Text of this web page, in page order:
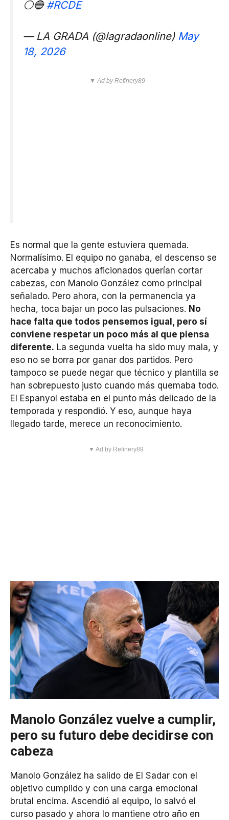
⚪🔵 #RCDE
— LA GRADA (@lagradaonline) May
18, 2026
▼ Ad by Refinery89
Es normal que la gente estuviera quemada.
Normalísimo. El equipo no ganaba, el descenso se
acercaba y muchos aficionados querían cortar
cabezas, con Manolo González como principal
señalado. Pero ahora, con la permanencia ya
hecha, toca bajar un poco las pulsaciones. No
hace falta que todos pensemos igual, pero sí
conviene respetar un poco más al que piensa
diferente. La segunda vuelta ha sido muy mala, y
eso no se borra por ganar dos partidos. Pero
tampoco se puede negar que técnico y plantilla se
han sobrepuesto justo cuando más quemaba todo.
El Espanyol estaba en el punto más delicado de la
temporada y respondió. Y eso, aunque haya
llegado tarde, merece un reconocimiento.
▼ Ad by Refinery89
Manolo González vuelve a cumplir,
pero su futuro debe decidirse con
cabeza
Manolo González ha salido de El Sadar con el
objetivo cumplido y con una carga emocional
brutal encima. Ascendió al equipo, lo salvó el
curso pasado y ahora lo mantiene otro año en